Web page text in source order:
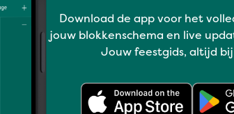
Download de app voor het
jouw blokkenschema en live
Jouw feestgids, altijd